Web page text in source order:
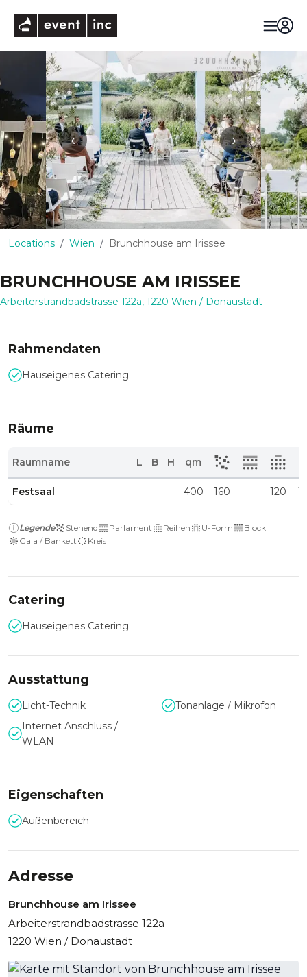
‹ ›
Locations Wien Brunchhouse am Irissee
BRUNCHHOUSE AM IRISSEE
Arbeiterstrandbadstrasse 122a, 1220 Wien / Donaustadt
Rahmendaten
Hauseigenes Catering
Räume
Raumname L B H qm
Festsaal 400 160 120
Legende Stehend Parlament Reihen U-Form
Block
Gala / Bankett
Kreis
Catering
Hauseigenes Catering
Ausstattung
Licht-Technik
Tonanlage / Mikrofon
Internet Anschluss /
WLAN
Eigenschaften
Außenbereich
Adresse
Brunchhouse am Irissee
Arbeiterstrandbadstrasse 122a
1220 Wien / Donaustadt